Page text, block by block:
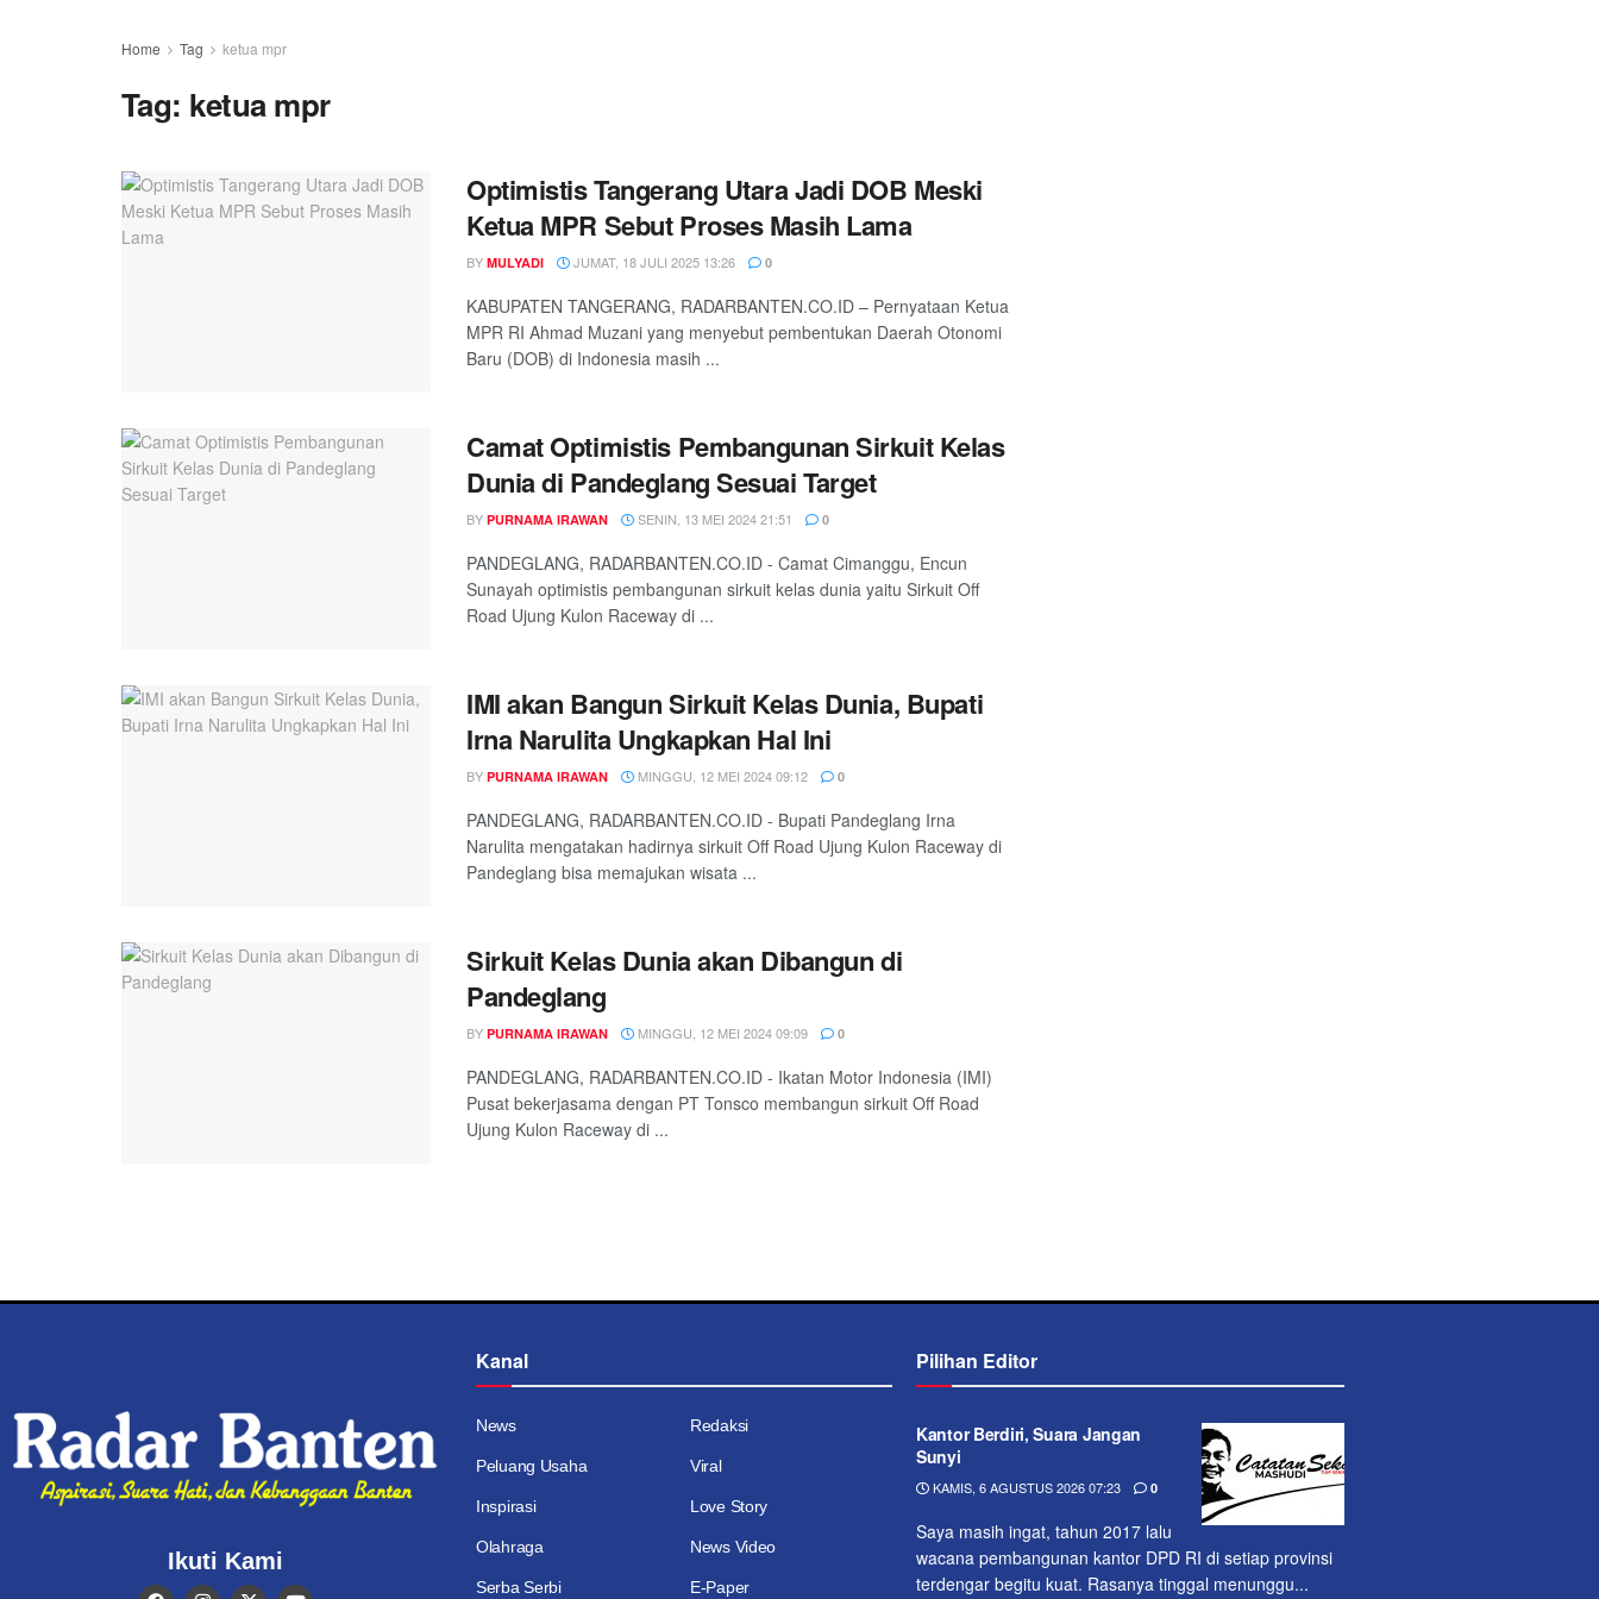
Home Tag ketua mpr
Tag: ketua mpr
Optimistis Tangerang Utara Jadi DOB Meski
Ketua MPR Sebut Proses Masih Lama
BY MULYADI JUMAT, 18 JULI 2025 13:26 0
KABUPATEN TANGERANG, RADARBANTEN.CO.ID – Pernyataan Ketua
MPR RI Ahmad Muzani yang menyebut pembentukan Daerah Otonomi
Baru (DOB) di Indonesia masih ...
Camat Optimistis Pembangunan Sirkuit Kelas
Dunia di Pandeglang Sesuai Target
BY PURNAMA IRAWAN SENIN, 13 MEI 2024 21:51 0
PANDEGLANG, RADARBANTEN.CO.ID - Camat Cimanggu, Encun
Sunayah optimistis pembangunan sirkuit kelas dunia yaitu Sirkuit Off
Road Ujung Kulon Raceway di ...
IMI akan Bangun Sirkuit Kelas Dunia, Bupati
Irna Narulita Ungkapkan Hal Ini
BY PURNAMA IRAWAN MINGGU, 12 MEI 2024 09:12 0
PANDEGLANG, RADARBANTEN.CO.ID - Bupati Pandeglang Irna
Narulita mengatakan hadirnya sirkuit Off Road Ujung Kulon Raceway di
Pandeglang bisa memajukan wisata ...
Sirkuit Kelas Dunia akan Dibangun di
Pandeglang
BY PURNAMA IRAWAN MINGGU, 12 MEI 2024 09:09 0
PANDEGLANG, RADARBANTEN.CO.ID - Ikatan Motor Indonesia (IMI)
Pusat bekerjasama dengan PT Tonsco membangun sirkuit Off Road
Ujung Kulon Raceway di ...
Ikuti Kami
Kanal
News Redaksi
Peluang Usaha Viral
Inspirasi Love Story
Olahraga News Video
Serba Serbi E-Paper
Pilihan Editor
Kantor Berdiri, Suara Jangan
Sunyi
KAMIS, 6 AGUSTUS 2026 07:23 0
Saya masih ingat, tahun 2017 lalu
wacana pembangunan kantor DPD RI di setiap provinsi
ter­dengar begitu kuat. Rasanya tinggal me­nunggu...